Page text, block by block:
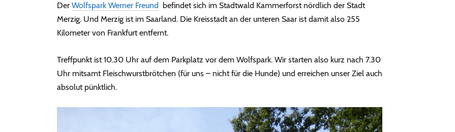
Der Wolfspark Werner Freund befindet sich im Stadtwald Kammerforst nördlich der Stadt
Merzig. Und Merzig ist im Saarland. Die Kreisstadt an der unteren Saar ist damit also 255
Kilometer von Frankfurt entfernt.
Treffpunkt ist 10.30 Uhr auf dem Parkplatz vor dem Wolfspark. Wir starten also kurz nach 7.30
Uhr mitsamt Fleischwurstbrötchen (für uns – nicht für die Hunde) und erreichen unser Ziel auch
absolut pünktlich.